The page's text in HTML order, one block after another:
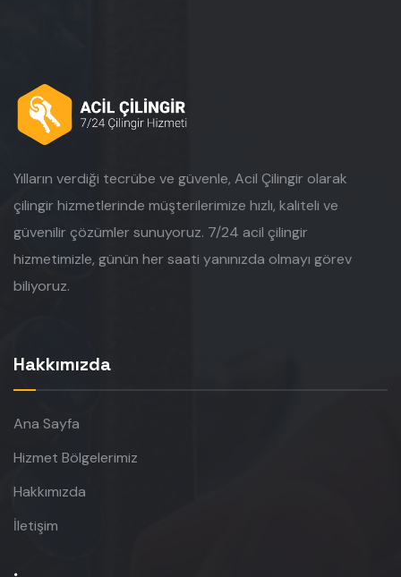
Yılların verdiği tecrübe ve güvenle, Acil Çilingir olarak
çilingir hizmetlerinde müşterilerimize hızlı, kaliteli ve
güvenilir çözümler sunuyoruz. 7/24 acil çilingir
hizmetimizle, günün her saati yanınızda olmayı görev
biliyoruz.
Hakkımızda
Ana Sayfa
Hizmet Bölgelerimiz
Hakkımızda
İletişim